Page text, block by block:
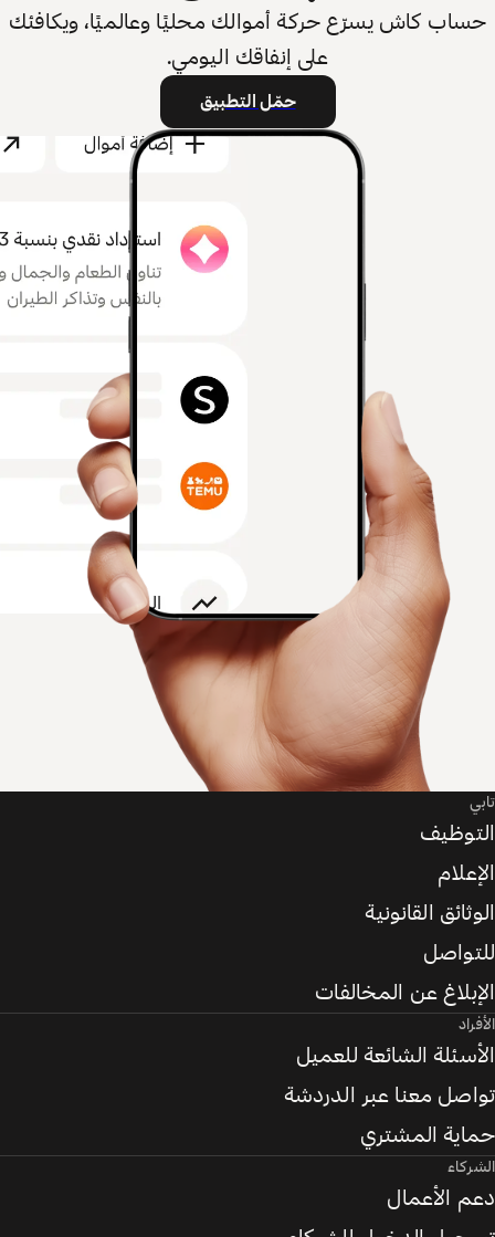
حساب كاش يسرّع حركة أموالك محليًا وعالميًا، ويكافئك
على إنفاقك اليومي.
حمّل التطبيق
تابي
التوظيف
الإعلام
الوثائق القانونية
للتواصل
الإبلاغ عن المخالفات
الأفراد
الأسئلة الشائعة للعميل
تواصل معنا عبر الدردشة
حماية المشتري
الشركاء
دعم الأعمال